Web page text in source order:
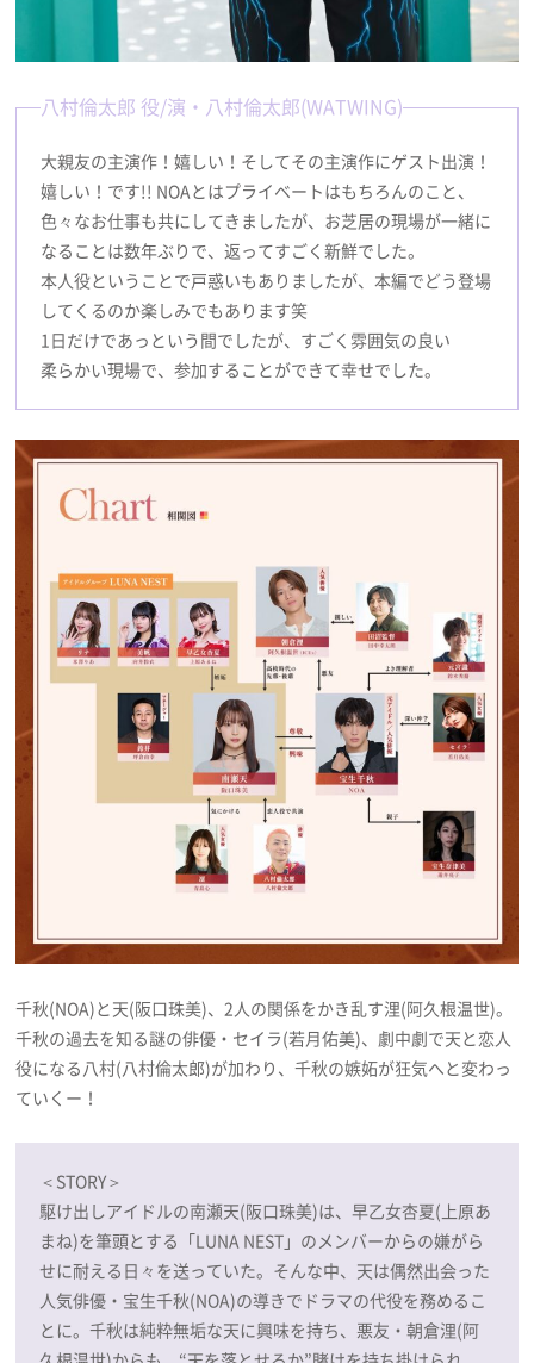
八村倫太郎 役/演・八村倫太郎(WATWING)
大親友の主演作！嬉しい！そしてその主演作にゲスト出演！
嬉しい！です!! NOAとはプライベートはもちろんのこと、
色々なお仕事も共にしてきましたが、お芝居の現場が一緒に
なることは数年ぶりで、返ってすごく新鮮でした。
本人役ということで戸惑いもありましたが、本編でどう登場
してくるのか楽しみでもあります笑
1日だけであっという間でしたが、すごく雰囲気の良い
柔らかい現場で、参加することができて幸せでした。
千秋(NOA)と天(阪口珠美)、2人の関係をかき乱す浬(阿久根温世)。
千秋の過去を知る謎の俳優・セイラ(若月佑美)、劇中劇で天と恋人
役になる八村(八村倫太郎)が加わり、千秋の嫉妬が狂気へと変わっ
ていくー！
＜STORY＞
駆け出しアイドルの南瀬天(阪口珠美)は、早乙女杏夏(上原あ
まね)を筆頭とする「LUNA NEST」のメンバーからの嫌がら
せに耐える日々を送っていた。そんな中、天は偶然出会った
人気俳優・宝生千秋(NOA)の導きでドラマの代役を務めるこ
とに。千秋は純粋無垢な天に興味を持ち、悪友・朝倉浬(阿